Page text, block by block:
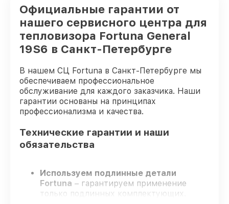
Официальные гарантии от
нашего сервисного центра для
тепловизора Fortuna General
19S6 в Санкт-Петербурге
В нашем СЦ Fortuna в Санкт-Петербурге мы
обеспечиваем профессиональное
обслуживание для каждого заказчика. Наши
гарантии основаны на принципах
профессионализма и качества.
Технические гарантии и наши
обязательства
Используем подлинные детали
Fortuna – гарантируем применение
только подлинных комплектующих.